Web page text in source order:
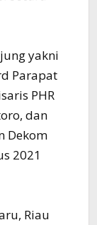
yakni
Parapat
PHR
dan
Dekom
2021
Riau